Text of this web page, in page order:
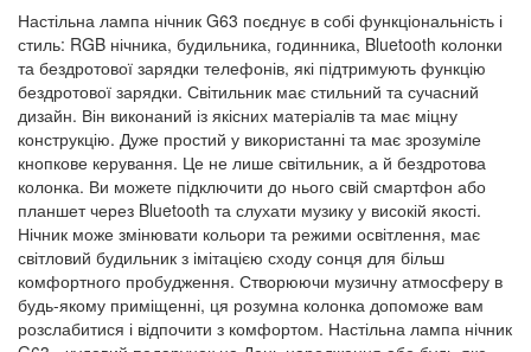
Настільна лампа нічник G63 поєднує в собі функціональність і
стиль: RGB нічника, будильника, годинника, Bluetooth колонки
та бездротової зарядки телефонів, які підтримують функцію
бездротової зарядки. Світильник має стильний та сучасний
дизайн. Він виконаний із якісних матеріалів та має міцну
конструкцію. Дуже простий у використанні та має зрозуміле
кнопкове керування. Це не лише світильник, а й бездротова
колонка. Ви можете підключити до нього свій смартфон або
планшет через Bluetooth та слухати музику у високій якості.
Нічник може змінювати кольори та режими освітлення, має
світловий будильник з імітацією сходу сонця для більш
комфортного пробудження. Створюючи музичну атмосферу в
будь-якому приміщенні, ця розумна колонка допоможе вам
розслабитися і відпочити з комфортом. Настільна лампа нічник